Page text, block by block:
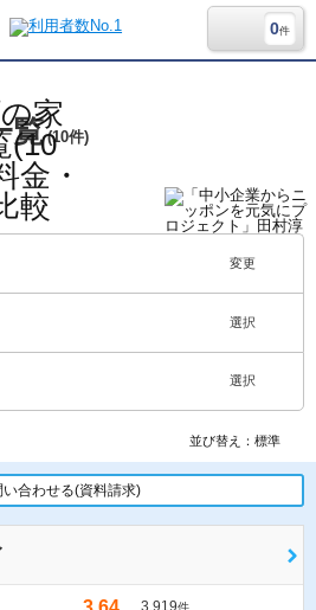
0件
覧 (10件)
変更
選択
選択
並び替え：標準
合わせる(資料請求)
3,919件